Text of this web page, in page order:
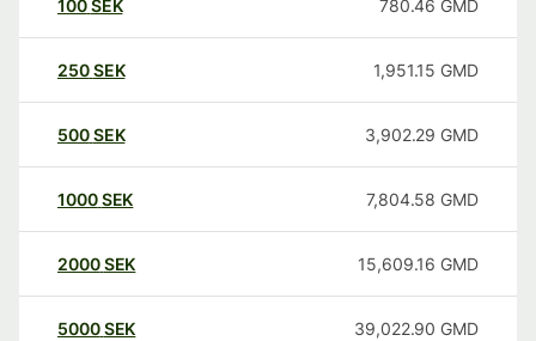
100SEK 780.46 GMD
250SEK 1,951.15 GMD
500SEK 3,902.29 GMD
1000SEK 7,804.58 GMD
2000SEK 15,609.16 GMD
5000SEK 39,022.90 GMD